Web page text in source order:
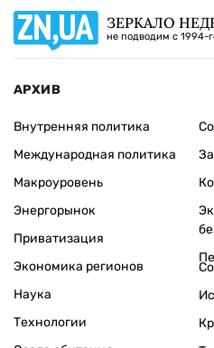
ЗЕРКАЛО
не подводим с 1994-
АРХИВ
Внутренняя политика
Международная политика
Макроуровень
Энергорынок
Приватизация
Экономика регионов
Наука
Технологии